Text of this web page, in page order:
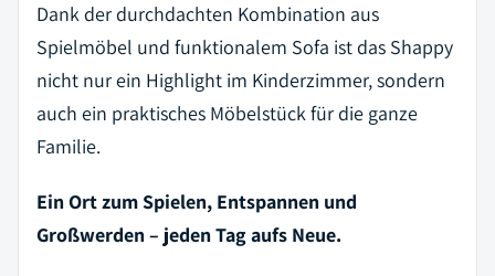
Dank der durchdachten Kombination aus
Spielmöbel und funktionalem Sofa ist das Shappy
nicht nur ein Highlight im Kinderzimmer, sondern
auch ein praktisches Möbelstück für die ganze
Familie.
Ein Ort zum Spielen, Entspannen und
Großwerden – jeden Tag aufs Neue.